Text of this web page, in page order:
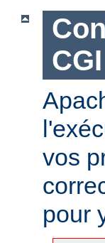
CGI
vos
pour